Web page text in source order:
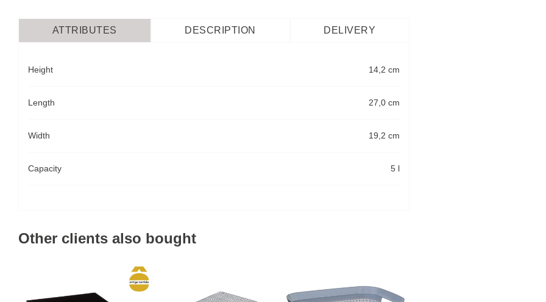
ATTRIBUTES DESCRIPTION DELIVERY
Height 14,2 cm
Length 27,0 cm
Width 19,2 cm
Capacity 5 l
Other clients also bought